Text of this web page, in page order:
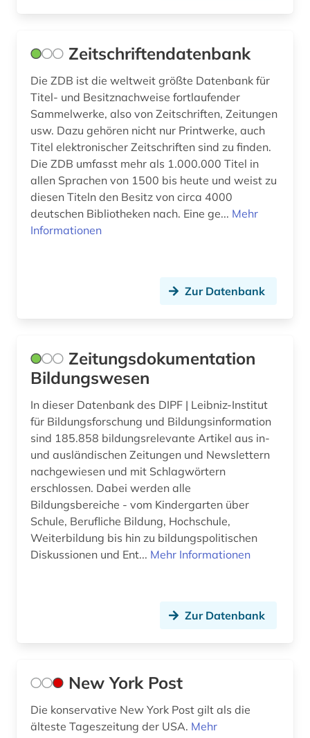
kroatien (1)
kuala lumpur (1)
kulmbach (1)
kultur (2)
kulturwissenschaften (8)
kärnten (1)
köln (2)
land van altena (1)
leipzig (2)
lettland (1)
liechtenstein (2)
litauen (1)
literatur (2)
literaturnaja gazeta (2)
literaturwissenschaft (4)
london (17)
lothringen (1)
luxemburg (2)
Zeitschriftendatenbank
Die ZDB ist die weltweit größte Datenbank für
Titel- und Besitznachweise fortlaufender
Sammelwerke, also von Zeitschriften, Zeitungen
usw. Dazu gehören nicht nur Printwerke, auch
Titel elektronischer Zeitschriften sind zu finden.
Die ZDB umfasst mehr als 1.000.000 Titel in
allen Sprachen von 1500 bis heute und weist zu
diesen Titeln den Besitz von circa 4000
deutschen Bibliotheken nach. Eine ge... Mehr
Informationen
Zur Datenbank
Zeitungsdokumentation
Bildungswesen
In dieser Datenbank des DIPF | Leibniz-Institut
für Bildungsforschung und Bildungsinformation
sind 185.858 bildungsrelevante Artikel aus in-
und ausländischen Zeitungen und Newslettern
nachgewiesen und mit Schlagwörtern
erschlossen. Dabei werden alle
Bildungsbereiche - vom Kindergarten über
Schule, Berufliche Bildung, Hochschule,
Weiterbildung bis hin zu bildungspolitischen
Diskussionen und Ent... Mehr Informationen
Zur Datenbank
New York Post
Die konservative New York Post gilt als die
älteste Tageszeitung der USA. Mehr